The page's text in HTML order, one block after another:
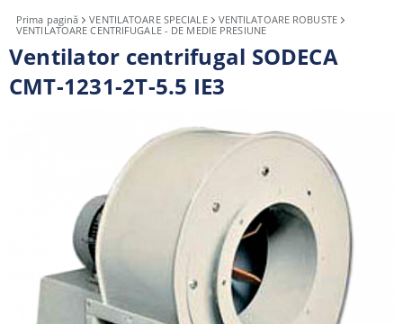
Prima pagină VENTILATOARE SPECIALE
VENTILATOARE ROBUSTE
VENTILATOARE CENTRIFUGALE - DE MEDIE PRESIUNE
Ventilator centrifugal SODECA
CMT-1231-2T-5.5 IE3